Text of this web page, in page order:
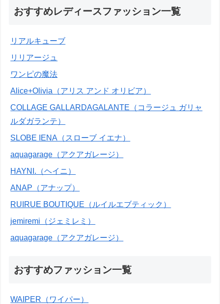
おすすめレディースファッション一覧
リアルキューブ
リリアージュ
ワンピの魔法
Alice+Olivia（アリス アンド オリビア）
COLLAGE GALLARDAGALANTE（コラージュ ガリャ
ルダガランテ）
SLOBE IENA（スローブ イエナ）
aquagarage（アクアガレージ）
HAYNI.（ヘイニ）
ANAP（アナップ）
RUIRUE BOUTIQUE（ルイルエブティック）
jemiremi（ジェミレミ）
aquagarage（アクアガレージ）
おすすめファッション一覧
WAIPER（ワイパー）